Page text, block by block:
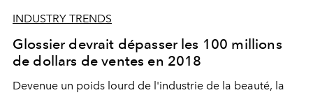
INDUSTRY TRENDS
Glossier devrait dépasser les 100 millions
de dollars de ventes en 2018
Devenue un poids lourd de l'industrie de la beauté, la